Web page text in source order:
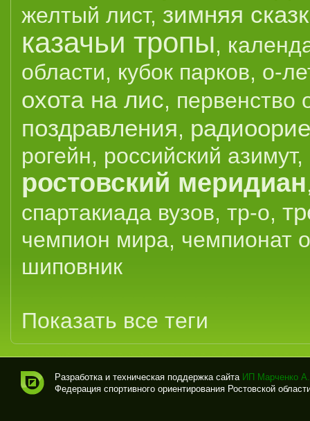
желтый лист, зимняя
казачьи тропы,
области, кубок парков, о-
охота на лис, первенство
поздравления,
рогейн, российский азимут,
ростовский меридиан
спартакиада вузов, тр-о,
чемпион мира, чемпионат
шиповник
Показать все теги
Разработка и техническая поддержка сайта ИП Марченко
Федерация спортивного ориентирования Ростовской